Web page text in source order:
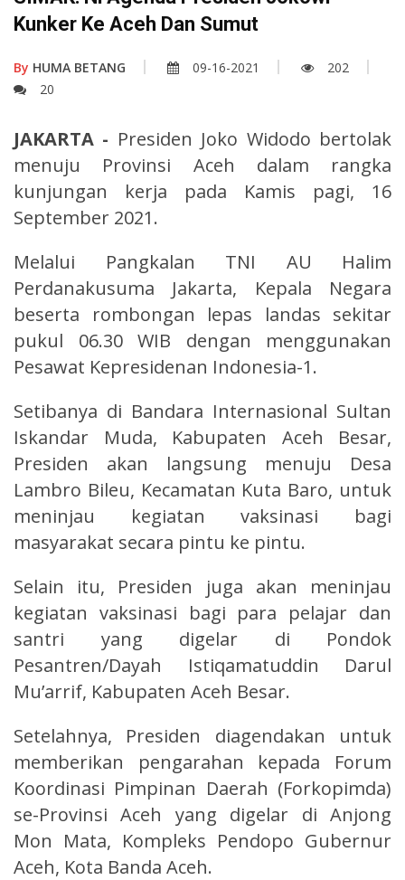
Kunker Ke Aceh Dan Sumut
By HUMA BETANG 09-16-2021
202
20
JAKARTA - Presiden Joko Widodo bertolak
menuju Provinsi Aceh dalam rangka
kunjungan kerja pada Kamis pagi, 16
September 2021.
Melalui Pangkalan TNI AU Halim
Perdanakusuma Jakarta, Kepala Negara
beserta rombongan lepas landas sekitar
pukul 06.30 WIB dengan menggunakan
Pesawat Kepresidenan Indonesia-1.
Setibanya di Bandara Internasional Sultan
Iskandar Muda, Kabupaten Aceh Besar,
Presiden akan langsung menuju Desa
Lambro Bileu, Kecamatan Kuta Baro, untuk
meninjau kegiatan vaksinasi bagi
masyarakat secara pintu ke pintu.
Selain itu, Presiden juga akan meninjau
kegiatan vaksinasi bagi para pelajar dan
santri yang digelar di Pondok
Pesantren/Dayah Istiqamatuddin Darul
Mu’arrif, Kabupaten Aceh Besar.
Setelahnya, Presiden diagendakan untuk
memberikan pengarahan kepada Forum
Koordinasi Pimpinan Daerah (Forkopimda)
se-Provinsi Aceh yang digelar di Anjong
Mon Mata, Kompleks Pendopo Gubernur
Aceh, Kota Banda Aceh.